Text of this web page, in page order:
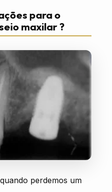
para o
maxilar ?
perdemos um